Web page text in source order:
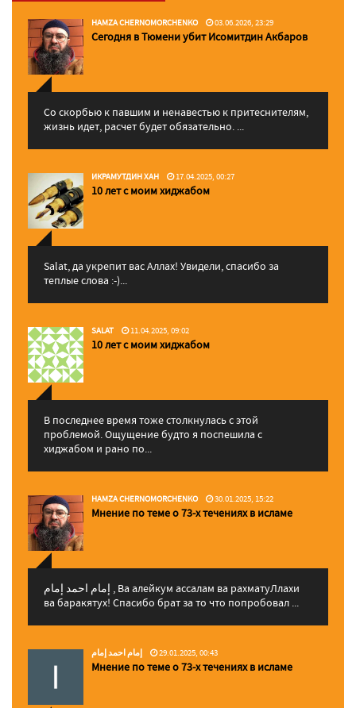
HAMZA CHERNOMORCHENKO 03.06.2026, 23:29
Сегодня в Тюмени убит Исомитдин Акбаров
Со скорбью к павшим и ненавестью к притеснителям,
жизнь идет, расчет будет обязательно. ...
ИКРАМУТДИН ХАН 17.04.2025, 00:27
10 лет с моим хиджабом
Salat, да укрепит вас Аллаx! Увидели, спасибо за
теплые слова :-)...
SALAT 11.04.2025, 09:02
10 лет с моим хиджабом
В последнее время тоже столкнулась с этой
проблемой. Ощущение будто я поспешила с
хиджабом и рано по...
HAMZA CHERNOMORCHENKO 30.01.2025, 15:22
Мнение по теме о 73-х течениях в исламе
إمام احمد إمام , Ва алейкум ассалам ва рахматуЛлахи
ва баракятух! Спасибо брат за то что попробовал ...
إمام احمد إمام 29.01.2025, 00:43
Мнение по теме о 73-х течениях в исламе